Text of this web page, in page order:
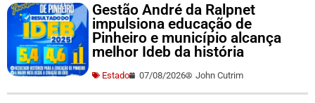
Gestão André da Ralpnet
impulsiona educação de
Pinheiro e município alcança
melhor Ideb da história
Estado 07/08/2026 John Cutrim